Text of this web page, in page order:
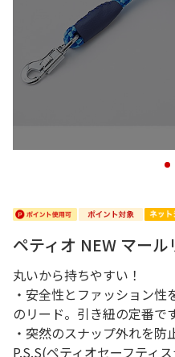
1
ペティオ NEW マー
丸いから持ちやすい！
・安全性とファッション
のリード。引き紐の定番です
・突然のスナップ外れを
P.S.S(ペティオセーフティ